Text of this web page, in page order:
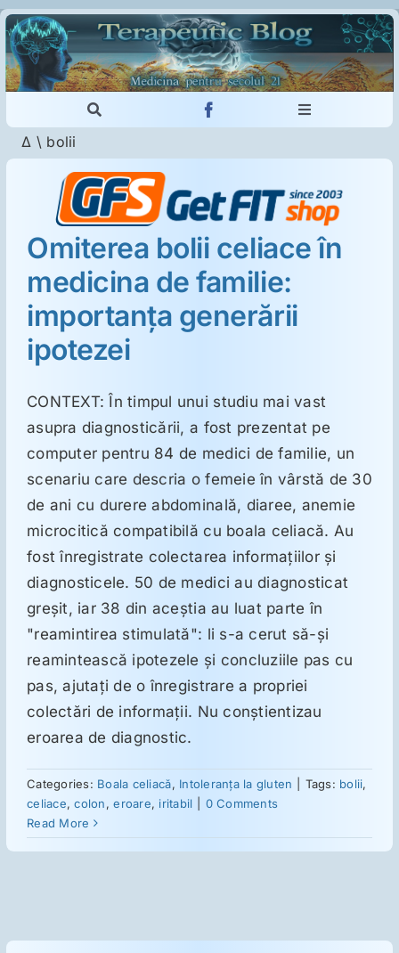
Skip
to
content
Toggle
Cautare...
Toggle
Imunologie
Dermatologie
Psihiatrie
Neurologie
Intoleranţa la gluten
Suplimente
Reumatologie
Ginecologie
Mesajele lui Reichelt
Dietă
LDN
ORL
Δ \ bolii
Omiterea bolii celiace în
medicina de familie:
importanţa generării
ipotezei
CONTEXT: În timpul unui studiu mai vast
asupra diagnosticării, a fost prezentat pe
computer pentru 84 de medici de familie, un
scenariu care descria o femeie în vârstă de 30
de ani cu durere abdominală, diaree, anemie
microcitică compatibilă cu boala celiacă. Au
fost înregistrate colectarea informaţiilor şi
diagnosticele. 50 de medici au diagnosticat
greşit, iar 38 din aceştia au luat parte în
"reamintirea stimulată": li s-a cerut să-şi
reamintească ipotezele şi concluziile pas cu
pas, ajutaţi de o înregistrare a propriei
colectări de informaţii. Nu conştientizau
eroarea de diagnostic.
Categories: Boala celiacă, Intoleranţa la gluten Tags: bolii,
celiace,colon,eroare, iritabil
0 Comments
Read More